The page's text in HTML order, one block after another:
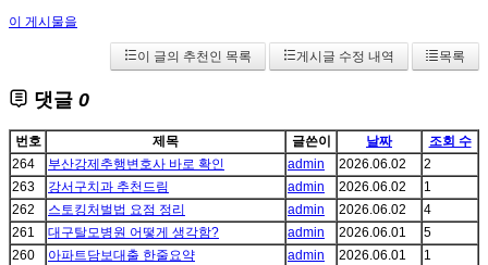
이 게시물을
이 글의 추천인 목록 게시글 수정 내역 목록
댓글 0
번호 제목 글쓴이 날짜
조회 수
264
부산강제추행변호사 바로 확인 admin 2026.06.02
2
263
강서구치과 추천드림 admin 2026.06.02
1
262
스토킹처벌법 요점 정리 admin 2026.06.02
4
261
대구탈모병원 어떻게 생각함? admin 2026.06.01
5
260
아파트담보대출 한줄요약 admin 2026.06.01
1